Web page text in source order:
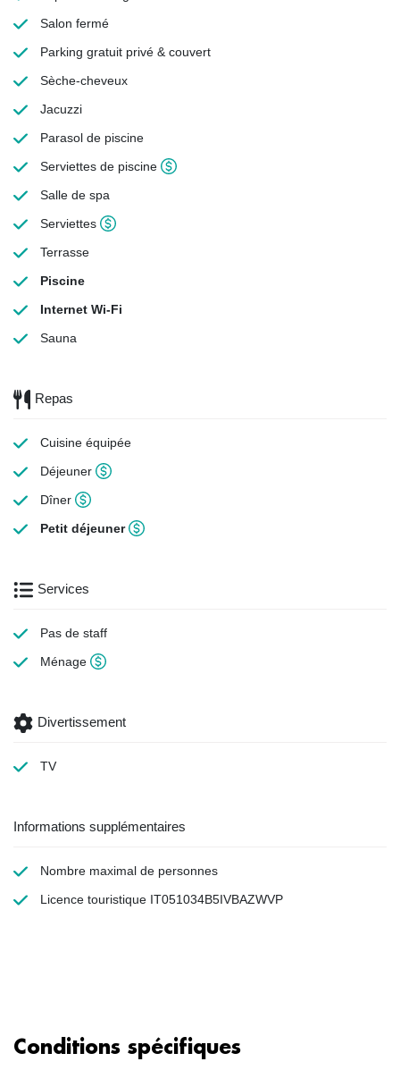
Salon fermé
Parking gratuit privé & couvert
Sèche-cheveux
Jacuzzi
Parasol de piscine
Serviettes de piscine
Salle de spa
Serviettes
Terrasse
Piscine
Internet Wi-Fi
Sauna
Repas
Cuisine équipée
Déjeuner
Dîner
Petit déjeuner
Services
Pas de staff
Ménage
Divertissement
TV
Informations supplémentaires
Nombre maximal de personnes
Licence touristique IT051034B5IVBAZWVP
Conditions spécifiques